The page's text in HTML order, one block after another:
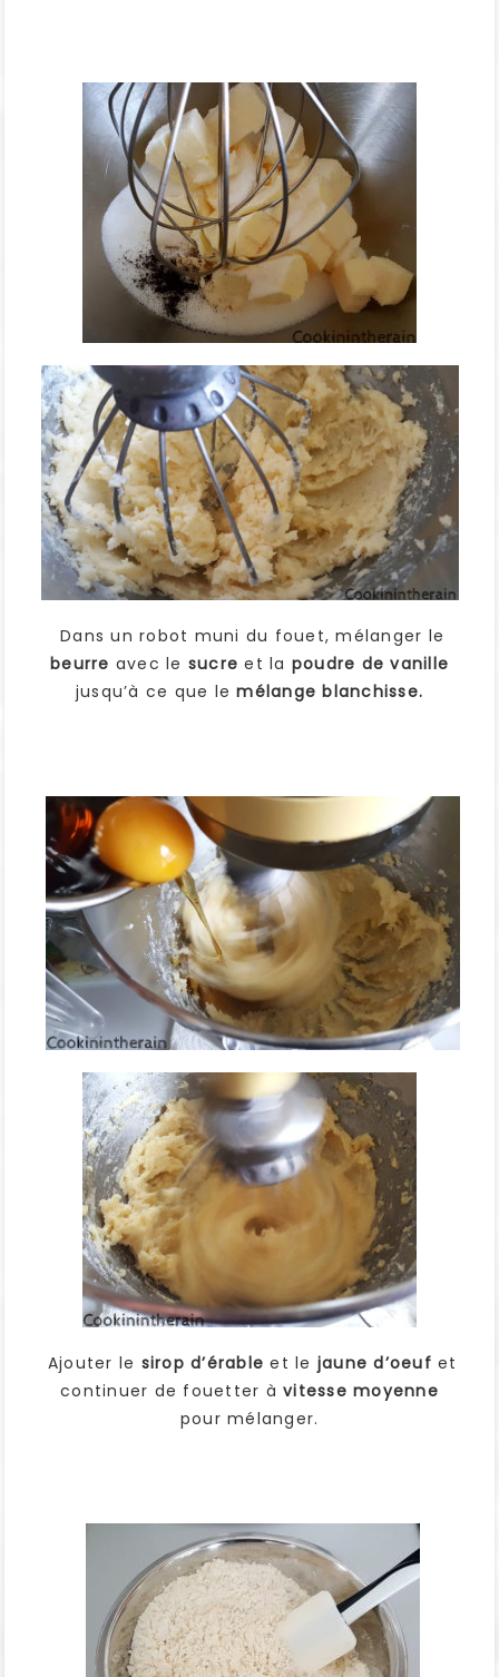
Dans un robot muni du fouet, mélanger le
beurre avec le sucre et la poudre de vanille
jusqu’à ce que le mélange blanchisse.
Ajouter le sirop d’érable et le jaune d’oeuf et
continuer de fouetter àvitesse moyenne
pour mélanger.